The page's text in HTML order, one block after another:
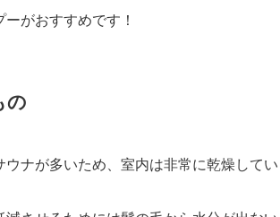
がおすすめです！
の
ナが多いため、室内は非常に乾燥してい